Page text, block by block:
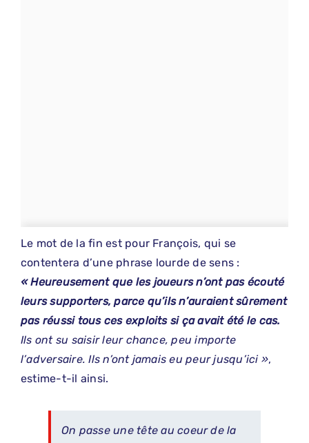
Le mot de la fin est pour François, qui se
contentera d’une phrase lourde de sens :
« Heureusement que les joueurs n’ont pas écouté
leurs supporters, parce qu’ils n’auraient sûrement
pas réussi tous ces exploits si ça avait été le cas.
Ils ont su saisir leur chance, peu importe
l’adversaire. Ils n’ont jamais eu peur jusqu’ici »,
estime-t-il ainsi.
On passe une tête au coeur de la